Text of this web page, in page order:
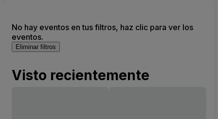
No hay eventos en tus filtros, haz clic para ver los
eventos.
Eliminar filtros
Visto recientemente